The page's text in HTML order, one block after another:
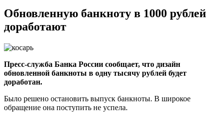
Обновленную банкноту в 1000 рублей
доработают
Пресс-служба Банка России сообщает, что дизайн
обновленной банкноты в одну тысячу рублей будет
доработан.
Было решено остановить выпуск банкноты. В широкое
обращение она поступить не успела.